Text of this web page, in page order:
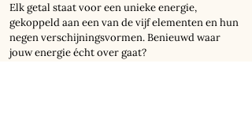
Elk getal staat voor een unieke energie,
gekoppeld aan een van de vijf elementen en hun
negen verschijningsvormen. Benieuwd waar
jouw energie écht over gaat?